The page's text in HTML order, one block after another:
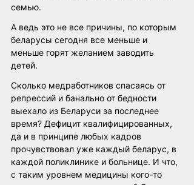
семью.
А ведь это не все причины, по которым
беларусы сегодня все меньше и
меньше горят желанием заводить
детей.
Сколько медработников спасаясь от
репрессий и банально от бедности
выехало из Беларуси за последнее
время? Дефицит квалифицированных,
да и в принципе любых кадров
прочувствовал уже каждый беларус, в
каждой поликлинике и больнице. И что,
с таким уровнем медицины кого-то